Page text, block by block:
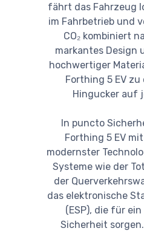
fährt das Fahrzeug
im Fahrbetrieb und
CO₂ kombiniert
markantes Design
hochwertiger
Forthing 5 EV
Hingucker auf
In puncto
Forthing 5 EV
modernster
Systeme wie der
der
das elektronische
(ESP), die für
Sicherheit